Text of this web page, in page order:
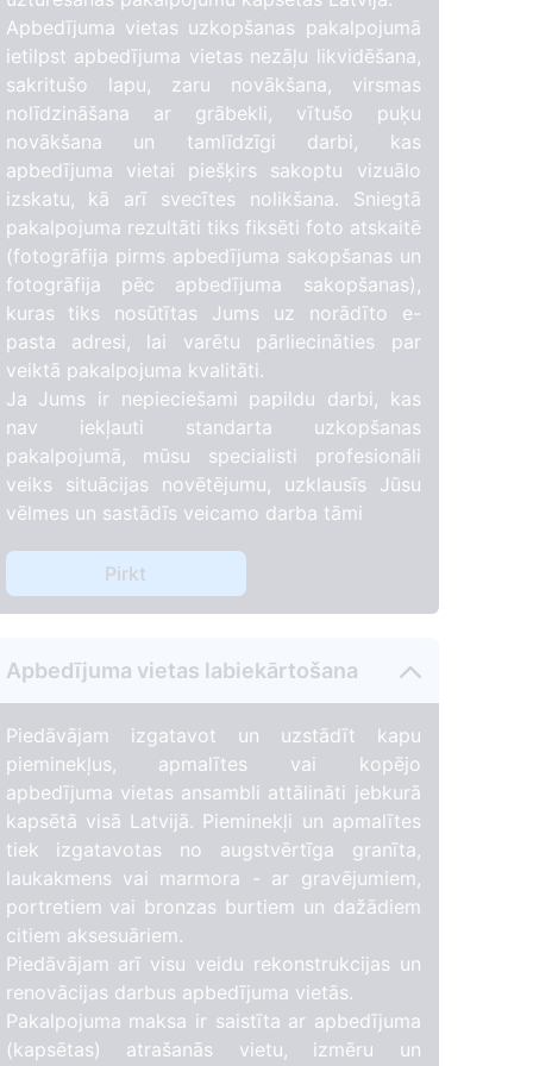
Apbedījuma vietas uzkopšanas pakalpojumā
ietilpst apbedījuma vietas nezāļu likvidēšana,
sakritušo lapu, zaru novākšana, virsmas
nolīdzināšana ar grābekli, vītušo puķu
novākšana un tamlīdzīgi darbi, kas
apbedījuma vietai piešķirs sakoptu vizuālo
izskatu, kā arī svecītes nolikšana. Sniegtā
pakalpojuma rezultāti tiks fiksēti foto atskaitē
(fotogrāfija pirms apbedījuma sakopšanas un
fotogrāfija pēc apbedījuma sakopšanas),
kuras tiks nosūtītas Jums uz norādīto e-
pasta adresi, lai varētu pārliecināties par
veiktā pakalpojuma kvalitāti.
Ja Jums ir nepieciešami papildu darbi, kas
nav iekļauti standarta uzkopšanas
pakalpojumā, mūsu specialisti profesionāli
veiks situācijas novētējumu, uzklausīs Jūsu
vēlmes un sastādīs veicamo darba tāmi
Pirkt
Apbedījuma vietas labiekārtošana
Piedāvājam izgatavot un uzstādīt kapu
pieminekļus, apmalītes vai kopējo
apbedījuma vietas ansambli attālināti jebkurā
kapsētā visā Latvijā. Pieminekļi un apmalītes
tiek izgatavotas no augstvērtīga granīta,
laukakmens vai marmora - ar gravējumiem,
portretiem vai bronzas burtiem un dažādiem
citiem aksesuāriem.
Piedāvājam arī visu veidu rekonstrukcijas un
renovācijas darbus apbedījuma vietās.
Pakalpojuma maksa ir saistīta ar apbedījuma
(kapsētas) atrašanās vietu, izmēru un